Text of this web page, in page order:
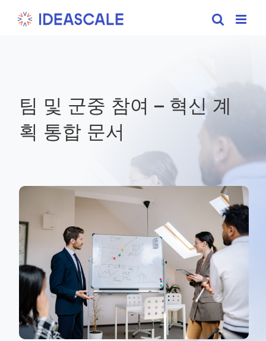
팀 및 군중 참여 – 혁신 계
획 통합 문서